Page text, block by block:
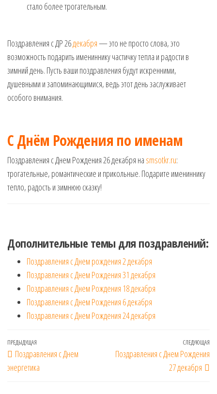
стало более трогательным.
Поздравления с ДР 26декабря— это не просто слова, это
возможность подарить имениннику частичку тепла и радости в
зимний день. Пусть ваши поздравления будут искренними,
душевными и запоминающимися, ведь этот день заслуживает
особого внимания.
С Днём Рождения по именам
Поздравления с Днем Рождения 26 декабря на smsotkr.ru:
трогательные, романтические и прикольные. Подарите имениннику
тепло, радость и зимнюю сказку!
Дополнительные темы для поздравлений:
Поздравления с Днем рождения 2 декабря
Поздравления с Днем Рождения 31 декабря
Поздравления с Днем Рождения 18 декабря
Поздравления с Днем Рождения 6 декабря
Поздравления с Днем Рождения 24 декабря
Навигация
по
записям
Предыдущая
запись
ПРЕДЫДУЩАЯ
Поздравления с Днем
энергетика
СЛЕДУЮЩАЯ
Поздравления с Днем Рождения
27 декабря